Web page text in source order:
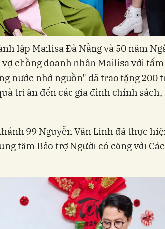
lập Mailisa Đà Nẵng và 50 năm
vợ chồng doanh nhân Mailisa với
nước nhớ nguồn" đã trao tặng 200
tri ân đến các gia đình chính
99 Nguyễn Văn Linh đã thực
tâm Bảo trợ Người có công với